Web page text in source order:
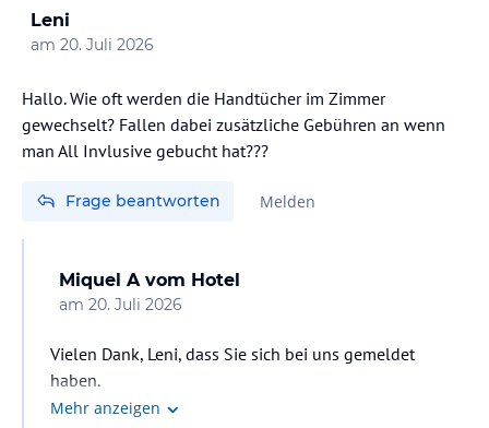
Animationsteams.
Mit freundlichen Grüßen
Leni
am 20. Juli 2026
Hallo. Wie oft werden die Handtücher im Zimmer
gewechselt? Fallen dabei zusätzliche Gebühren an wenn
man All Invlusive gebucht hat???
Frage beantworten Melden
Miquel A vom Hotel
am 20. Juli 2026
Vielen Dank, Leni, dass Sie sich bei uns gemeldet
haben.
Was den Handtuchwechsel im Zimmer betrifft, so
Mehr anzeigen